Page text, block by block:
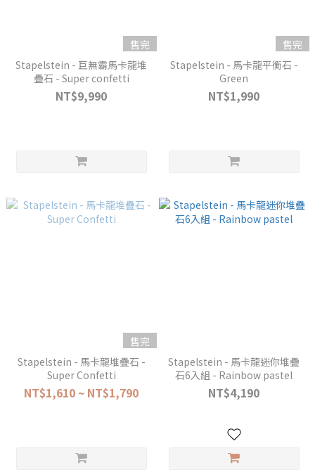
售完
Stapelstein - 巨無霸馬卡龍堆
疊石 - Super confetti
NT$9,990
售完
Stapelstein - 馬卡龍平衡石 -
Green
NT$1,990
售完
Stapelstein - 馬卡龍堆疊石 -
Super Confetti
NT$1,610 ~ NT$1,790
Stapelstein - 馬卡龍迷你堆疊
石6入組 - Rainbow pastel
NT$4,190